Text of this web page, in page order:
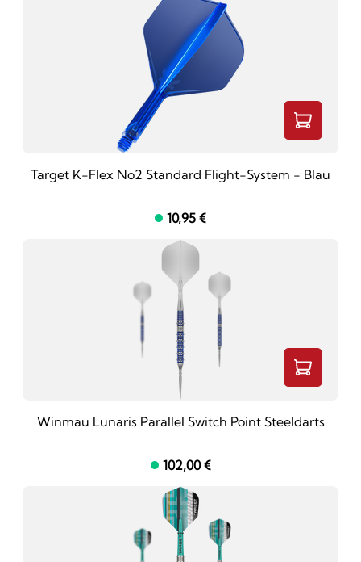
Target K-Flex No2 Standard Flight-System - Blau
10,95 €
Winmau Lunaris Parallel Switch Point Steeldarts
102,00 €